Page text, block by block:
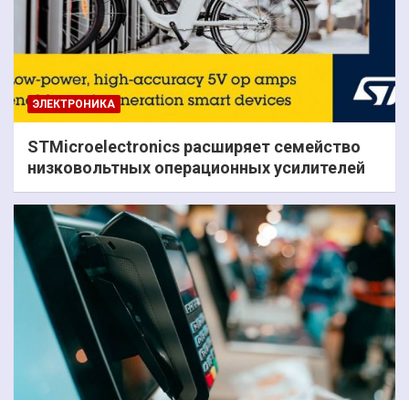
ЭЛЕКТРОНИКА
STMicroelectronics расширяет семейство
низковольтных операционных усилителей